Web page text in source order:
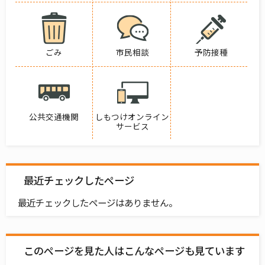
ごみ 市民相談 予防接種
公共交通機関
しもつけオンライン
サービス
最近チェックしたページ
最近チェックしたページはありません。
このページを見た人はこんなページも見ています